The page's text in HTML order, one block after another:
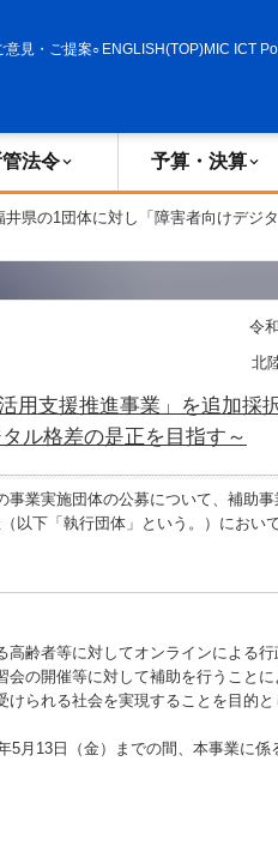
意見・ご提案 ENGLISH(TOP)MIC ICT
管法令 予算・決算
井県の1団体に対し「障害者向けデジ
令
北
用支援推進事業」を追加採
ル格差の是正を目指す～
業実施団体の公募について、補助事
以下「執行団体」という。）におい
齢者等に対してオンラインによる行
の開催等に対して補助を行うことに
けられる社会を実現することを目的
月13日（金）までの間、本事業に係